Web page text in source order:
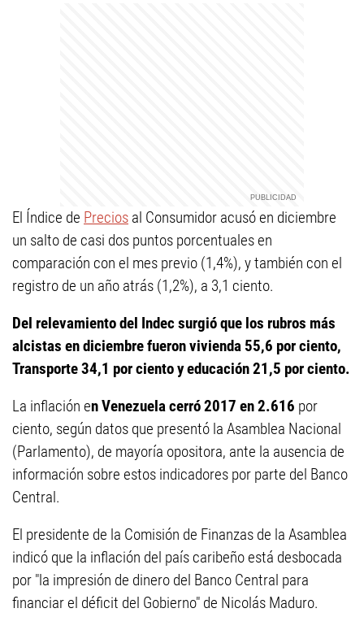
El Índice de Precios al Consumidor acusó en diciembre
un salto de casi dos puntos porcentuales en
comparación con el mes previo (1,4%), y también con el
registro de un año atrás (1,2%), a 3,1 ciento.
Del relevamiento del Indec surgió que los rubros más
alcistas en diciembre fueron vivienda 55,6 por ciento,
Transporte 34,1 por ciento y educación 21,5 por ciento.
La inflación en Venezuela cerró 2017 en 2.616 por
ciento, según datos que presentó la Asamblea Nacional
(Parlamento), de mayoría opositora, ante la ausencia de
información sobre estos indicadores por parte del Banco
Central.
El presidente de la Comisión de Finanzas de la Asamblea
indicó que la inflación del país caribeño está desbocada
por "la impresión de dinero del Banco Central para
financiar el déficit del Gobierno" de Nicolás Maduro.